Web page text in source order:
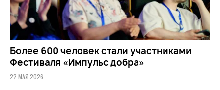
Более 600 человек стали участниками
Фестиваля «Импульс добра»
22 МАЯ 2026